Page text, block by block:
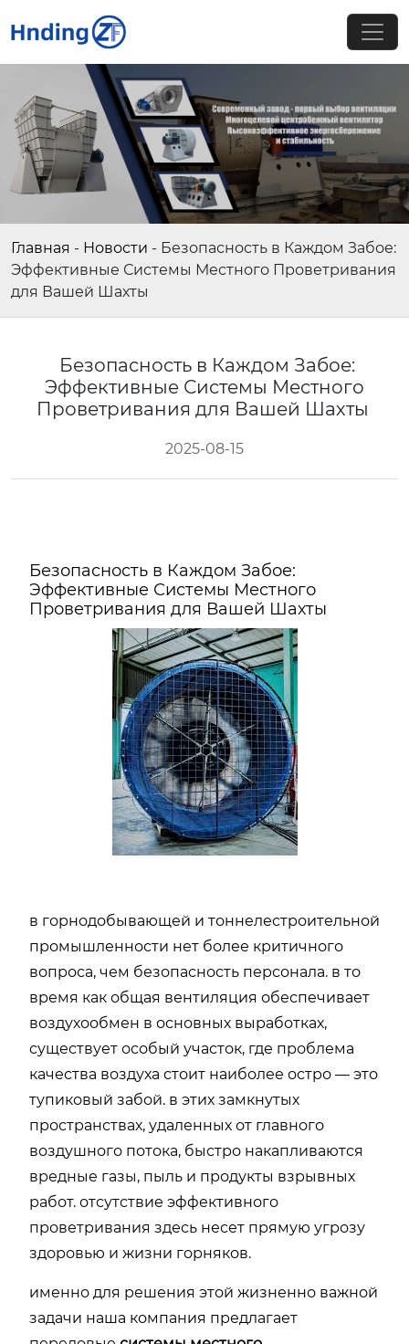
Главная - Новости - Безопасность в Каждом Забое:
Эффективные Системы Местного Проветривания
для Вашей Шахты
Безопасность в Каждом Забое:
Эффективные Системы Местного
Проветривания для Вашей Шахты
2025-08-15
Безопасность в Каждом Забое:
Эффективные Системы Местного
Проветривания для Вашей Шахты
в горнодобывающей и тоннелестроительной
промышленности нет более критичного
вопроса, чем безопасность персонала. в то
время как общая вентиляция обеспечивает
воздухообмен в основных выработках,
существует особый участок, где проблема
качества воздуха стоит наиболее остро — это
тупиковый забой. в этих замкнутых
пространствах, удаленных от главного
воздушного потока, быстро накапливаются
вредные газы, пыль и продукты взрывных
работ. отсутствие эффективного
проветривания здесь несет прямую угрозу
здоровью и жизни горняков.
именно для решения этой жизненно важной
задачи наша компания предлагает